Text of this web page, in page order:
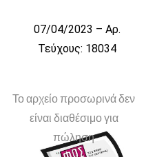
07/04/2023 – Αρ.
Τεύχους: 18034
Το αρχείο προσωρινά δεν
είναι διαθέσιμο για
πώληση